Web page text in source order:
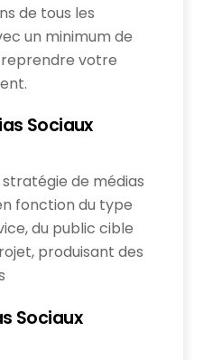
de tous les
un minimum de
reprendre votre
Sociaux
de médias
fonction du type
du public cible
produisant des
Sociaux